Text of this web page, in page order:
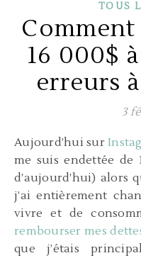
TOUS
Comment
16 000$
erreurs
3
Aujourd’hui sur
me suis endettée de
d’aujourd’hui) alors
j’ai entièrement
vivre et de
rembourser mes
que j’étais